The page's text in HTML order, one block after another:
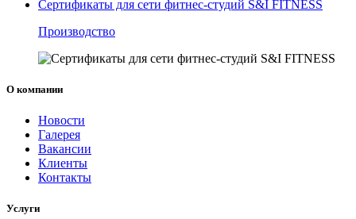
Сертификаты для сети фитнес-студий S&I FITNESS
Производство
О компании
Новости
Галерея
Вакансии
Клиенты
Контакты
Услуги